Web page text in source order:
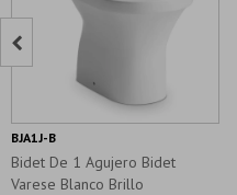
Bidet De 1 Agujero Bidet
Varese Blanco Brillo
BJA1J-B
